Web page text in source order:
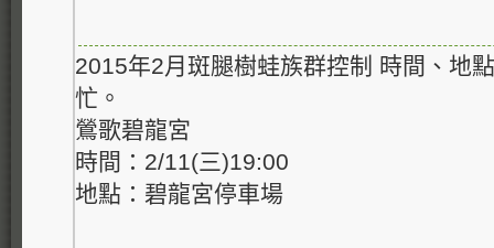
2015年2月斑腿樹蛙族群控制 時間、地
忙。
鶯歌碧龍宮
時間：2/11(三)19:00
地點：碧龍宮停車場